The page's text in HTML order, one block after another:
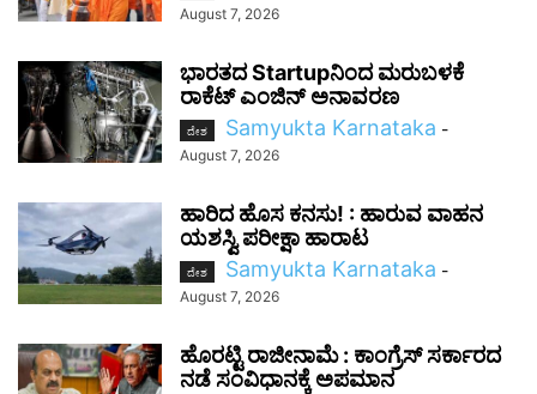
August 7, 2026
ಭಾರತದ Startupನಿಂದ ಮರುಬಳಕೆ
ರಾಕೆಟ್ ಎಂಜಿನ್ ಅನಾವರಣ
ದೇಶ Samyukta Karnataka -
August 7, 2026
ಹಾರಿದ ಹೊಸ ಕನಸು! : ಹಾರುವ ವಾಹನ
ಯಶಸ್ವಿ ಪರೀಕ್ಷಾ ಹಾರಾಟ
ದೇಶ Samyukta Karnataka -
August 7, 2026
ಹೊರಟ್ಟಿ ರಾಜೀನಾಮೆ : ಕಾಂಗ್ರೆಸ್ ಸರ್ಕಾರದ
ನಡೆ ಸಂವಿಧಾನಕ್ಕೆ ಅಪಮಾನ